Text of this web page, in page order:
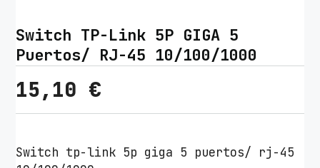
Switch TP-Link 5P GIGA 5
Puertos/ RJ-45 10/100/1000
15,10 €
Switch tp-link 5p giga 5 puertos/ rj-45